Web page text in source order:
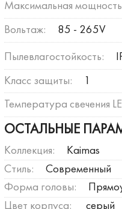
Максимальная мощность
Вольтаж: 85 - 265V
Пылевлагостойкость:
Класс защиты: 1
Температура свечения
ОСТАЛЬНЫЕ
Коллекция:
Kaimas
Стиль:
Современный
Форма головы:
Цвет корпуса:
серый